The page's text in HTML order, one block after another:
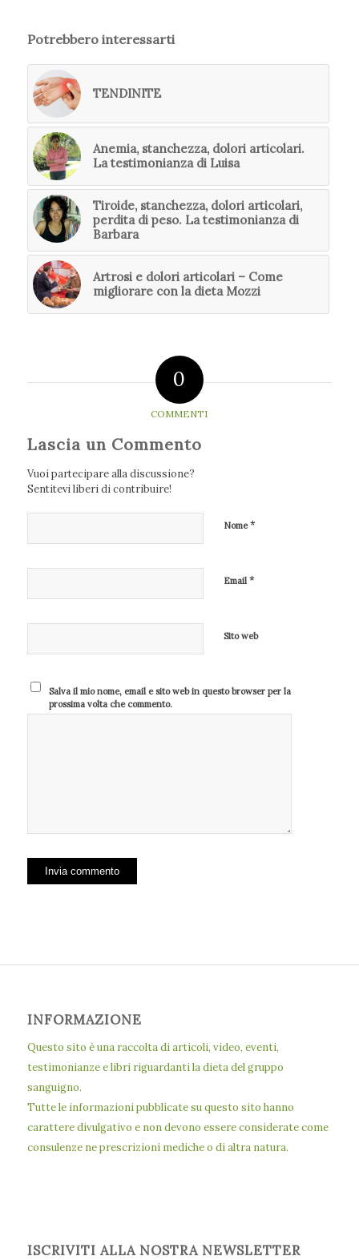
Potrebbero interessarti
TENDINITE
Anemia, stanchezza, dolori articolari.
La testimonianza di Luisa
Tiroide, stanchezza, dolori articolari,
perdita di peso. La testimonianza di
Barbara
Artrosi e dolori articolari – Come
migliorare con la dieta Mozzi
0
COMMENTI
Lascia un Commento
Vuoi partecipare alla discussione?
Sentitevi liberi di contribuire!
Nome*
Email *
Sito web
Salva il mio nome, email e sito web in questo browser per la
prossima volta che commento.
INFORMAZIONE
Questo sito è una raccolta di articoli, video, eventi,
testimonianze e libri riguardanti la dieta del gruppo
sanguigno.
Tutte le informazioni pubblicate su questo sito hanno
carattere divulgativo e non devono essere considerate come
consulenze ne prescrizioni mediche o di altra natura.
ISCRIVITI ALLA NOSTRA NEWSLETTER